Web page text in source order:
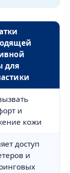
для
и
кожи
доступ
и